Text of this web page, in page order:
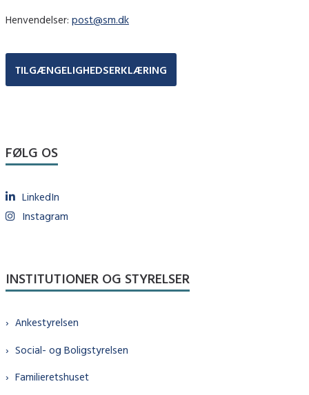
Henvendelser: post@sm.dk
TILGÆNGELIGHEDSERKLÆRING
FØLG OS
LinkedIn
Instagram
INSTITUTIONER OG STYRELSER
Ankestyrelsen
Social- og Boligstyrelsen
Familieretshuset